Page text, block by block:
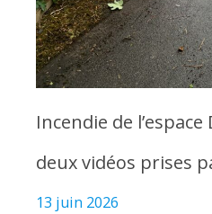
Incendie de l’espace
deux vidéos prises
13 juin 2026